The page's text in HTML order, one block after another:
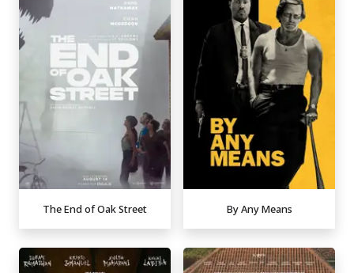
The End of Oak Street By Any Means